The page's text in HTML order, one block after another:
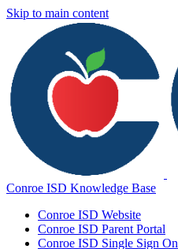
Skip to main content
Conroe ISD Knowledge Base
Conroe ISD Website
Conroe ISD Parent Portal
Conroe ISD Single Sign On